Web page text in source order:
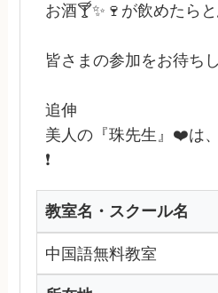
お酒🍸✨🍷が飲めたら
皆さまの参加をお待ちし
追伸
美人の『珠先生』❤️は
❗
教室名・スクール名
中国語無料教室